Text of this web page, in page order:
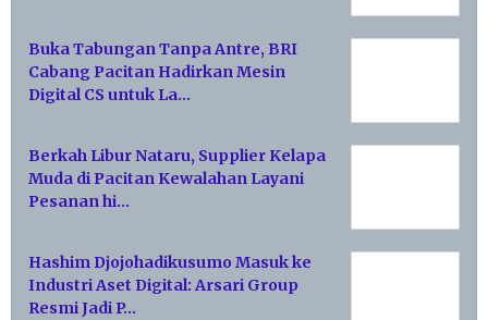
Buka Tabungan Tanpa Antre, BRI
Cabang Pacitan Hadirkan Mesin
Digital CS untuk La…
Berkah Libur Nataru, Supplier Kelapa
Muda di Pacitan Kewalahan Layani
Pesanan hi…
Hashim Djojohadikusumo Masuk ke
Industri Aset Digital: Arsari Group
Resmi Jadi P…